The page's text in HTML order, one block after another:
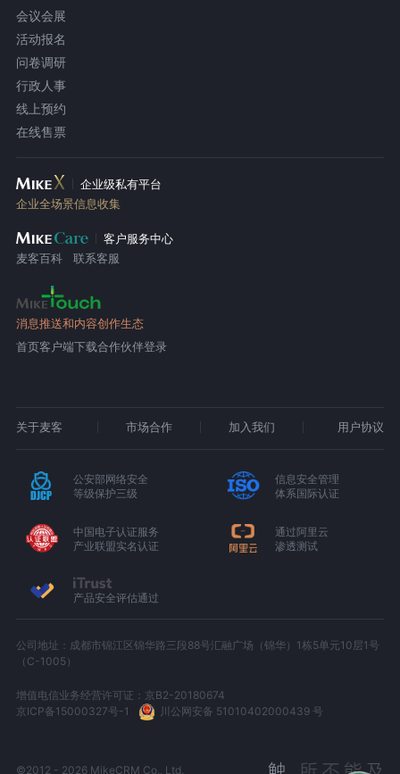
会议会展
活动报名
问卷调研
行政人事
线上预约
在线售票
企业级私有平台
企业全场景信息收集
客户服务中心
麦客百科
联系客服
消息推送和内容创作生态
首页客户端下载合作伙伴登录
关于麦客 市场合作 加入我们 用户协议
公安部网络安全
等级保护三级
信息安全管理
体系国际认证
中国电子认证服务
产业联盟实名认证
通过阿里云
渗透测试
产品安全评估通过
公司地址：成都市锦江区锦华路三段88号汇融广场（锦华）1栋5单元10层1号
（C-1005）
增值电信业务经营许可证：京B2-20180674
京ICP备15000327号-1
川公网安备 51010402000439 号
©2012 - 2026 MikeCRM Co., Ltd.